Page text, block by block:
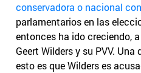
conservadora o nacional
parlamentarios en las
entonces ha ido creciendo,
Geert Wilders y su PVV.
esto es que Wilders es